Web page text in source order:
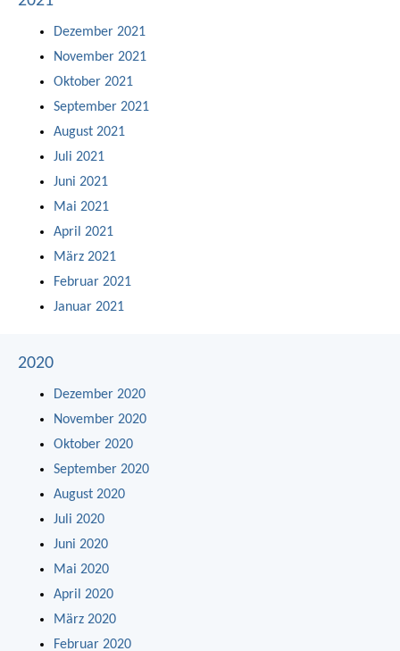
Dezember 2021
November 2021
Oktober 2021
September 2021
August 2021
Juli 2021
Juni 2021
Mai 2021
April 2021
März 2021
Februar 2021
Januar 2021
2020
Dezember 2020
November 2020
Oktober 2020
September 2020
August 2020
Juli 2020
Juni 2020
Mai 2020
April 2020
März 2020
Februar 2020